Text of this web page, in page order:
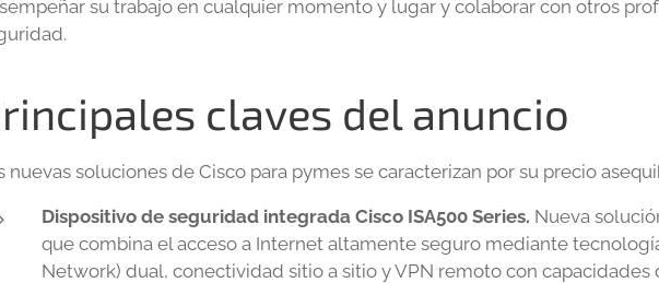
su trabajo en cualquier momento y lugar y colaborar con otros
claves del anuncio
nuevas soluciones de Cisco para pymes se caracterizan por su precio
Dispositivo de seguridad integrada Cisco ISA500 Series. Nueva
que combina el acceso a Internet altamente seguro mediante
Network) dual, conectividad sitio a sitio y VPN remoto con